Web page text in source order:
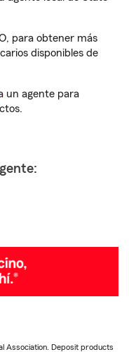
para obtener más
disponibles de
un agente para
Association. Deposit products